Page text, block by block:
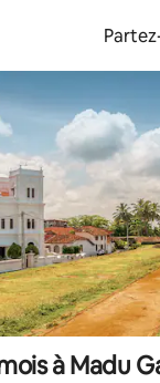
à Madu